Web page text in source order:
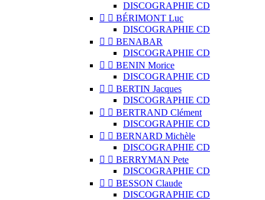
DISCOGRAPHIE CD
  BÉRIMONT Luc
DISCOGRAPHIE CD
  BENABAR
DISCOGRAPHIE CD
  BENIN Morice
DISCOGRAPHIE CD
  BERTIN Jacques
DISCOGRAPHIE CD
  BERTRAND Clément
DISCOGRAPHIE CD
  BERNARD Michèle
DISCOGRAPHIE CD
  BERRYMAN Pete
DISCOGRAPHIE CD
  BESSON Claude
DISCOGRAPHIE CD